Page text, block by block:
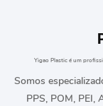
Yigao Plastic é um
Somos
PPS, POM, PEI,